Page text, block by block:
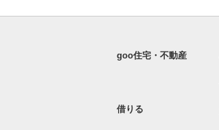
goo住宅・不動産
借りる